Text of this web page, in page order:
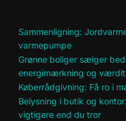
Sammenligning:
varmepumpe
Grønne boliger sælger
energimærkning og
Køberrådgivning: Få ro i
Belysning i butik og
vigtigere end du tror